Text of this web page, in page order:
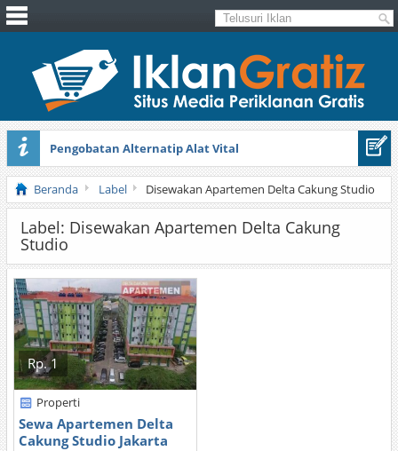
Pengobatan Alternatip Alat Vital
Pita Cantik Pesona
Beranda Label Disewakan Apartemen Delta Cakung Studio
Label: Disewakan Apartemen Delta Cakung
Studio
Rp. 1
Properti
Sewa Apartemen Delta
Cakung Studio Jakarta